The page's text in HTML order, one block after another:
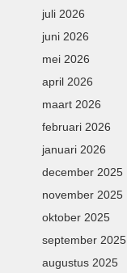
juli 2026
juni 2026
mei 2026
april 2026
maart 2026
februari 2026
januari 2026
december 2025
november 2025
oktober 2025
september 2025
augustus 2025